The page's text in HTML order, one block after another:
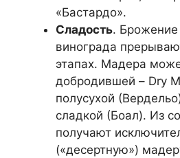
«Бастардо».
Сладость. Брожение
винограда
этапах. Мадера
добродившей – Dry
полусухой
сладкой (Боал). Из
получают
(«десертную»)